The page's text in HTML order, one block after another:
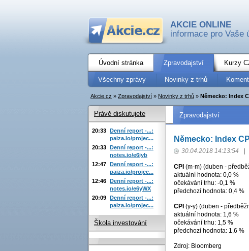
AKCIE ONLINE
informace pro Vaše
Úvodní stránka Zpravodajství Kurzy
Všechny zprávy Novinky z trhů
Akcie.cz » Zpravodajství » Novinky z trhů » Německo: Index
Zpravodajství
Německo: Index
30.04.2018 14:13:54
CPI (m-m) (duben -
aktuální hodnota: 0,0 %
očekávání trhu: -0,1 %
předchozí hodnota: 0,4 %
CPI (y-y) (duben -
aktuální hodnota: 1,6 %
očekávání trhu: 1,5 %
předchozí hodnota: 1,6 %
Zdroj: Bloomberg
Právě diskutujete
20:33 Denní report -...:
paiza.io/projec...
20:33 Denní report -...:
notes.io/e6iyb
12:47 Denní report -...:
paiza.io/projec...
12:46 Denní report -...:
notes.io/e6yWX
20:09 Denní report -...:
paiza.io/projec...
Škola investování